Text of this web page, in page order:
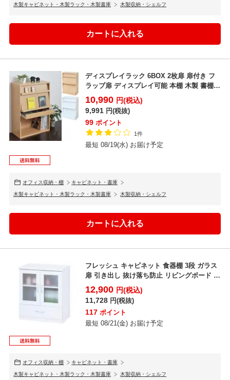
木製キャビネット・木製ラック・木製書庫 木製収納・シェルフ
ディスプレイラック 6BOX 2枚扉 扉付き フ
ラップ扉 ディスプレイ可能 本棚 木製 書棚
収納ラ...
10,990 円(税込)
9,991 円(税抜)
99 ポイント
1件
最短 08/19(水) お届け予定
オフィス収納・棚 キャビネット・書庫
木製キャビネット・木製ラック・木製書庫 木製収納・シェルフ
フレッシュ キャビネット 食器棚 3段 ガラス
扉 引き出し 抜け落ち防止 リビングボード 木
製 幅6...
12,900 円(税込)
11,728 円(税抜)
117 ポイント
最短 08/21(金) お届け予定
オフィス収納・棚 キャビネット・書庫
木製キャビネット・木製ラック・木製書庫 木製収納・シェルフ